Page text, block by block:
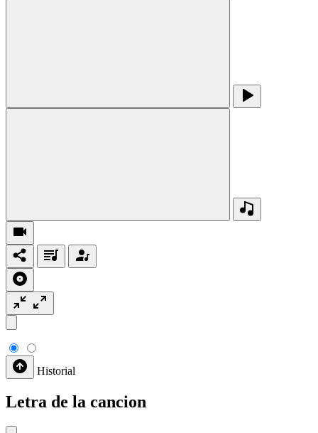
Historial
Letra de la cancion